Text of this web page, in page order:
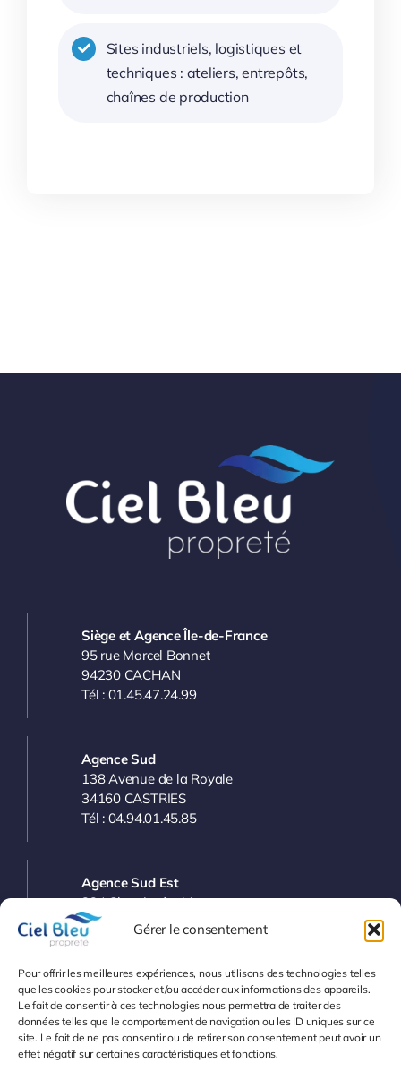
Gérer le consentement
Pour offrir les meilleures expériences, nous utilisons des technologies telles
que les cookies pour stocker et/ou accéder aux informations des appareils.
Le fait de consentir à ces technologies nous permettra de traiter des
données telles que le comportement de navigation ou les ID uniques sur ce
site. Le fait de ne pas consentir ou de retirer son consentement peut avoir un
effet négatif sur certaines caractéristiques et fonctions.
Sites industriels, logistiques et
techniques : ateliers, entrepôts,
chaînes de production
Siège et Agence Île-de-France
95 rue Marcel Bonnet
94230 CACHAN
Tél : 01.45.47.24.99
Agence Sud
138 Avenue de la Royale
34160 CASTRIES
Tél : 04.94.01.45.85
Agence Sud Est
224 Chemin des Vergers
83143 LE VAL
Tél : 04.94.77.11.03
Info et Devis